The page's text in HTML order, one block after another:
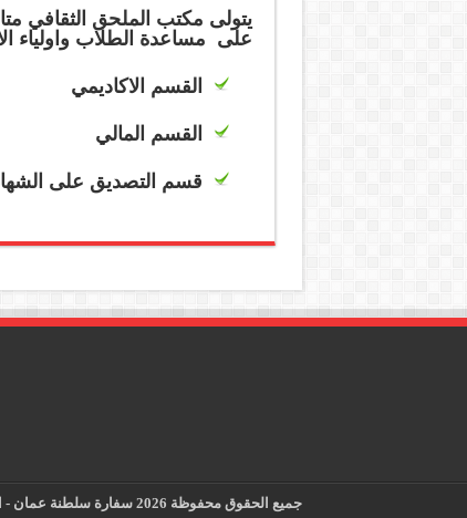
يتولى مكتب الملحق الثقافي
على مساعدة الطلاب واولياء
القسم الاكاديمي
القسم المالي
قسم التصديق على
جميع الحقوق محفوظة 2026 سفارة سلطنة عمان - الملحقية الثقافية - لندن